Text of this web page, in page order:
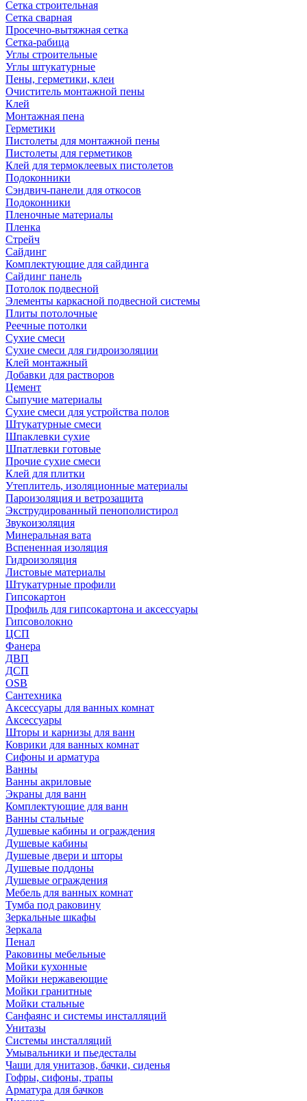
Сетка строительная
Сетка сварная
Просечно-вытяжная сетка
Сетка-рабица
Углы строительные
Углы штукатурные
Пены, герметики, клеи
Очиститель монтажной пены
Клей
Монтажная пена
Герметики
Пистолеты для монтажной пены
Пистолеты для герметиков
Клей для термоклеевых пистолетов
Подоконники
Сэндвич-панели для откосов
Подоконники
Пленочные материалы
Пленка
Стрейч
Сайдинг
Комплектующие для сайдинга
Сайдинг панель
Потолок подвесной
Элементы каркасной подвесной системы
Плиты потолочные
Реечные потолки
Сухие смеси
Сухие смеси для гидроизоляции
Клей монтажный
Добавки для растворов
Цемент
Сыпучие материалы
Сухие смеси для устройства полов
Штукатурные смеси
Шпаклевки сухие
Шпатлевки готовые
Прочие сухие смеси
Клей для плитки
Утеплитель, изоляционные материалы
Пароизоляция и ветрозащита
Экструдированный пенополистирол
Звукоизоляция
Минеральная вата
Вспененная изоляция
Гидроизоляция
Листовые материалы
Штукатурные профили
Гипсокартон
Профиль для гипсокартона и аксессуары
Гипсоволокно
ЦСП
Фанера
ДВП
ДСП
OSB
Сантехника
Аксессуары для ванных комнат
Аксессуары
Шторы и карнизы для ванн
Коврики для ванных комнат
Сифоны и арматура
Ванны
Ванны акриловые
Экраны для ванн
Комплектующие для ванн
Ванны стальные
Душевые кабины и ограждения
Душевые кабины
Душевые двери и шторы
Душевые поддоны
Душевые ограждения
Мебель для ванных комнат
Тумба под раковину
Зеркальные шкафы
Зеркала
Пенал
Раковины мебельные
Мойки кухонные
Мойки нержавеющие
Мойки гранитные
Мойки стальные
Санфаянс и системы инсталляций
Унитазы
Системы инсталляций
Умывальники и пьедесталы
Чаши для унитазов, бачки, сиденья
Гофры, сифоны, трапы
Арматура для бачков